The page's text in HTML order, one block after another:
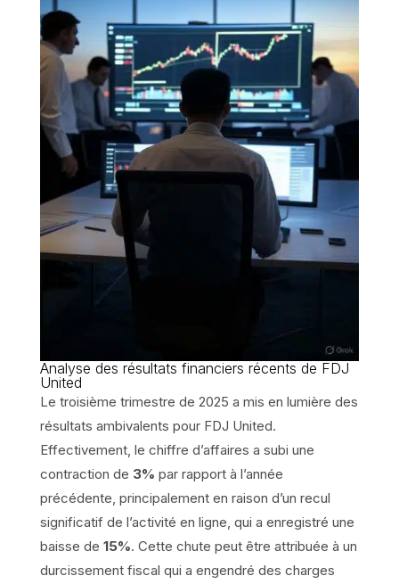
Analyse des résultats financiers récents de FDJ
United
Le troisième trimestre de 2025 a mis en lumière des
résultats ambivalents pour FDJ United.
Effectivement, le chiffre d’affaires a subi une
contraction de 3% par rapport à l’année
précédente, principalement en raison d’un recul
significatif de l’activité en ligne, qui a enregistré une
baisse de 15%. Cette chute peut être attribuée à un
durcissement fiscal qui a engendré des charges